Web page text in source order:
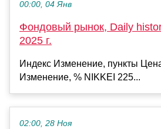
00:00, 04 Янв
Фондовый рынок, Daily
2025 г.
Индекс Изменение, пункты
Изменение, % NIKKEI 225...
02:00, 28 Ноя